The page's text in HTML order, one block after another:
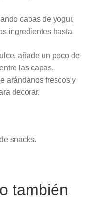
capas de yogur,
ingredientes hasta
añade un poco de
las capas.
arándanos frescos y
decorar.
snacks.
también